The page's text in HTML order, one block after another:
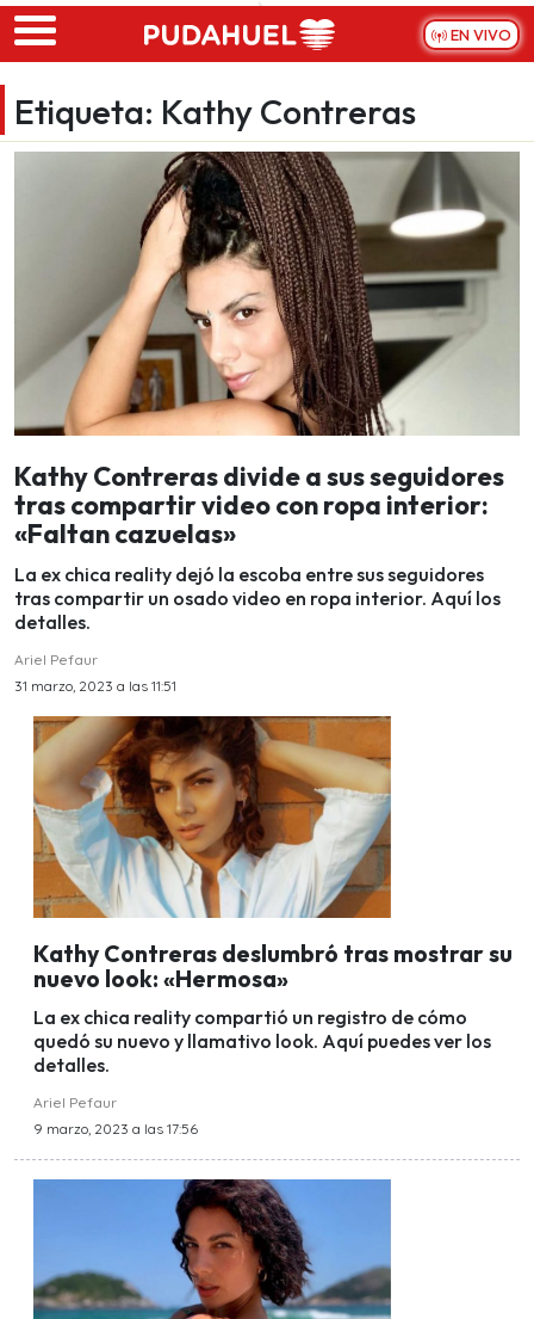
Skip to main content
EN VIVO
Etiqueta: Kathy Contreras
Kathy Contreras divide a sus seguidores
tras compartir video con ropa interior:
«Faltan cazuelas»
La ex chica reality dejó la escoba entre sus seguidores
tras compartir un osado video en ropa interior. Aquí los
detalles.
Ariel Pefaur
31 marzo, 2023 a las 11:51
Kathy Contreras deslumbró tras mostrar su
nuevo look: «Hermosa»
La ex chica reality compartió un registro de cómo
quedó su nuevo y llamativo look. Aquí puedes ver los
detalles.
Ariel Pefaur
9 marzo, 2023 a las 17:56